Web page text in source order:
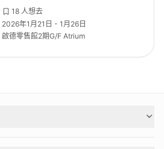
18 人想去
2026年1月21日 - 1月26日
啟德零售館2期G/F Atrium